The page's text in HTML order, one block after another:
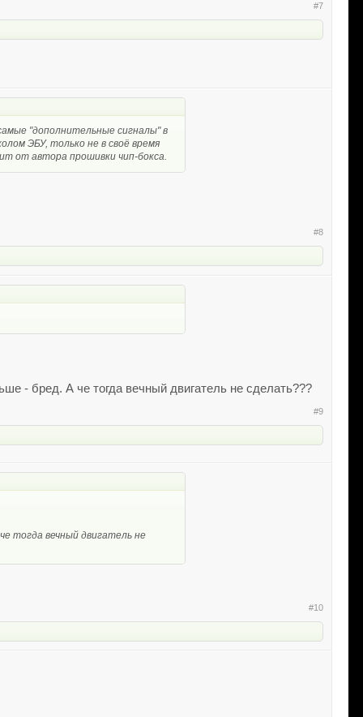
#7
"дополнительные сигналы" в
ЭБУ, только не в своё время
от автора прошивки чип-бокса.
#8
- бред. А че тогда вечный двигатель не сделать???
#9
тогда вечный двигатель не
#10